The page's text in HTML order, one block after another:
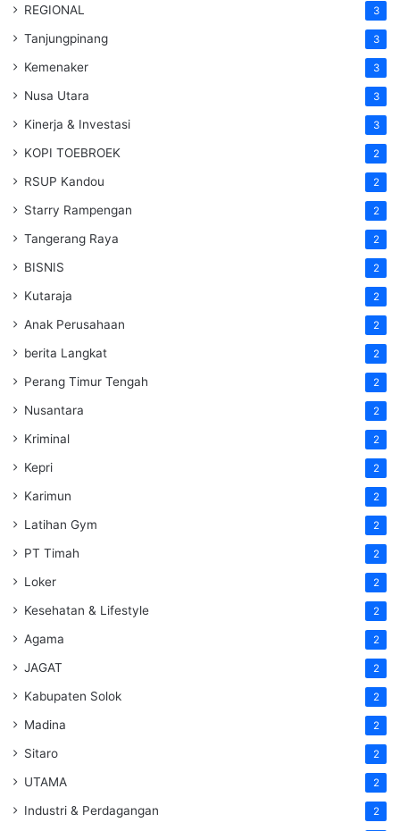
REGIONAL 3
Tanjungpinang 3
Kemenaker 3
Nusa Utara 3
Kinerja & Investasi 3
KOPI TOEBROEK 2
RSUP Kandou 2
Starry Rampengan 2
Tangerang Raya 2
BISNIS 2
Kutaraja 2
Anak Perusahaan 2
berita Langkat 2
Perang Timur Tengah 2
Nusantara 2
Kriminal 2
Kepri 2
Karimun 2
Latihan Gym 2
PT Timah 2
Loker 2
Kesehatan & Lifestyle 2
Agama 2
JAGAT 2
Kabupaten Solok 2
Madina 2
Sitaro 2
UTAMA 2
Industri & Perdagangan 2